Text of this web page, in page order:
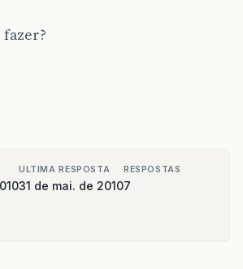
fazer?
ULTIMA RESPOSTA
31 de mai. de 2010
RESPOSTAS
7